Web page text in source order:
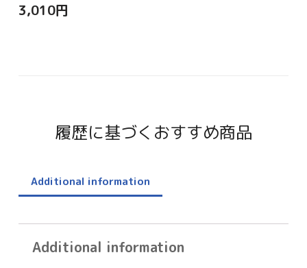
3,010円
履歴に基づくおすすめ商品
Additional information
Additional information